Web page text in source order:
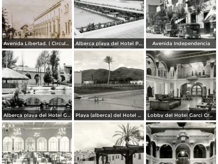
Avenida Libertad. ( Circulada el 5 de Abril de 1945 ). Alberca playa del Hotel Peñafiel Avenida Independencia
Alberca playa del Hotel Garci Crespo Playa (alberca) del Hotel Garci Crespo Lobby del Hotel Garci Crespo